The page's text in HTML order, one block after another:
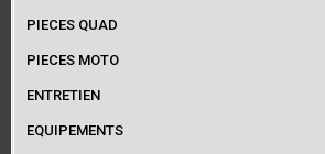
PIECES QUAD
PIECES MOTO
ENTRETIEN
EQUIPEMENTS